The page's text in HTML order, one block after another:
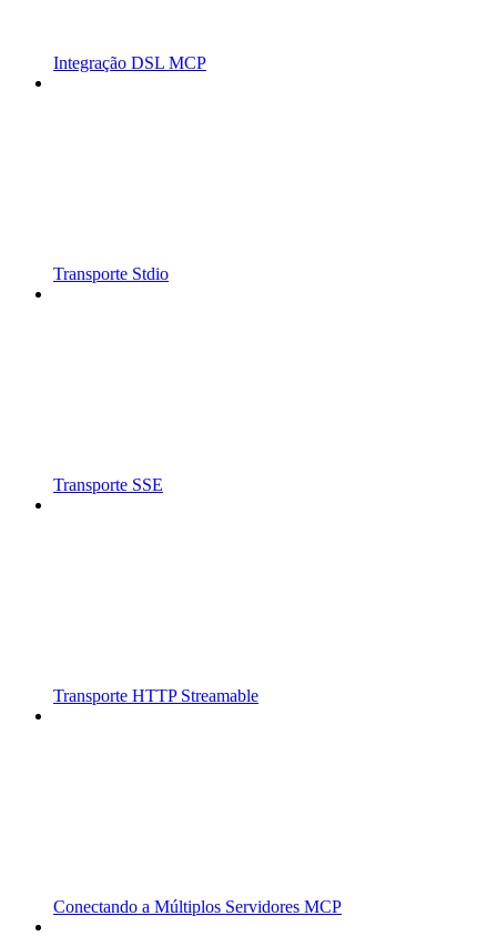
Integração DSL MCP
Transporte Stdio
Transporte SSE
Transporte HTTP Streamable
Conectando a Múltiplos Servidores MCP